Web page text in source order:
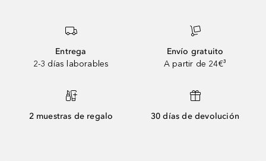
Entrega
2-3 días laborables
Envío gratuito
A partir de 24€³
2 muestras de regalo 30 días de devolución